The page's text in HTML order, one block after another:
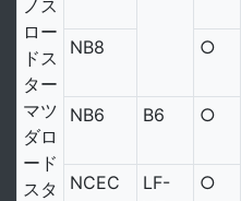
ノス
ロー
ドス
ター
マツ
ダロ
ード
スタ
NB8 ○
NB6 B6 ○
NCEC
LF-
○